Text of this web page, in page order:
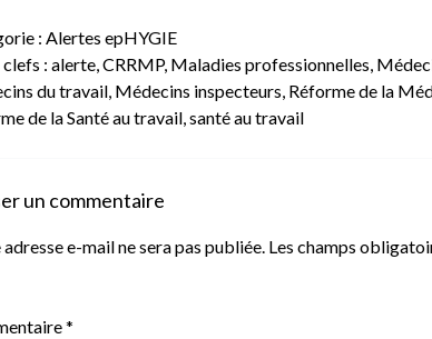
: Alertes epHYGIE
: alerte,CRRMP, Maladies professionnelles,
du travail, Médecins inspecteurs, Réforme de la
de la Santé au travail,santé au travail
un commentaire
e-mail ne sera pas publiée. Les champs
*